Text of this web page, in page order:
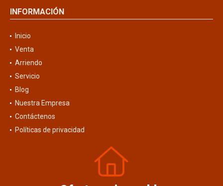
INFORMACIÓN
Inicio
Venta
Arriendo
Servicio
Blog
Nuestra Empresa
Contáctenos
Políticas de privacidad